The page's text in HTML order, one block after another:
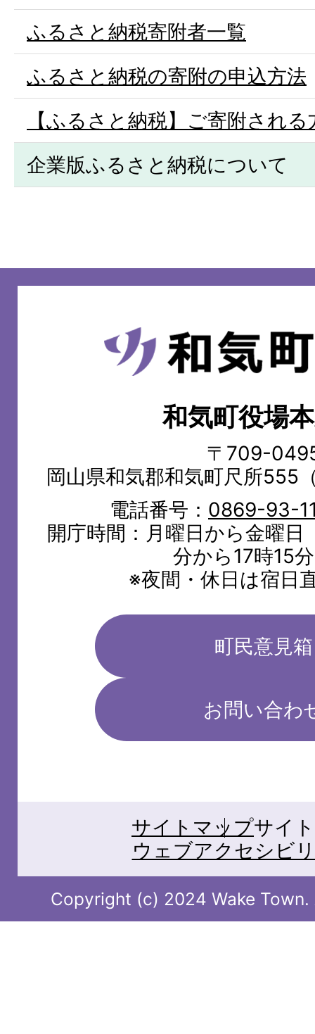
ふるさと納税寄附者一覧
ふるさと納税の寄附の申込方法
【ふるさと納税】ご寄附され
企業版ふるさと納税について
和
気
和気町役場
〒709-
岡山県和気郡和気町尺所555
電話番号： 0869-93-
開庁時間：月曜日から金曜
分から17時15
※夜間・休日は宿日
町民意見箱
お問い合わ
サイトマップサイ
ウェブアクセシビ
Copyright (c) 2024 Wake Town.